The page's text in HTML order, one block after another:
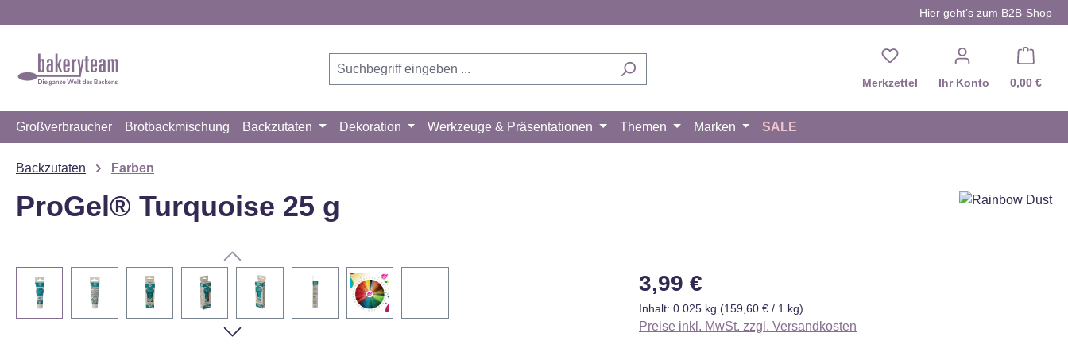
Hier geht’s zum B2B-Shop
Merkzettel Du hast 0 Produkte auf
Ihr Konto 0,00 €
Großverbraucher Brotbackmischung Backzutaten Dekoration Werkzeuge & Präsentationen Themen Marken SALE
Backzutaten Farben
ProGel® Turquoise 25 g
Bildergalerie überspringen
an YouTube
übermittelt
werden und das
Regulärer Preis:
3,99 €
Inhalt: 0.025 kg (159,60 € / 1 kg)
Preise inkl. MwSt. zzgl. Versandkosten